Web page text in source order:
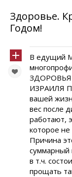
Здоровье.
Годом!
В едущий
ИЗРАИЛЯ
вашей
вес после
работают,
которое не
Причина
суммарный
в т.ч.
прощать